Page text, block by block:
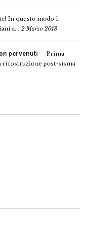
In questo modo i
a... 2 Marzo 2018
pervenuti
Prima
ricostruzione post-sisma